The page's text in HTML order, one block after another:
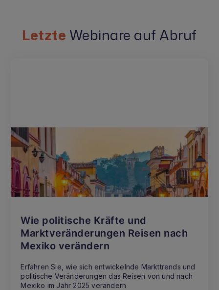
Letzte Webinare auf Abruf
Wie politische Kräfte und
Marktveränderungen Reisen nach
Mexiko verändern
Erfahren Sie, wie sich entwickelnde Markttrends und
politische Veränderungen das Reisen von und nach
Mexiko im Jahr 2025 verändern